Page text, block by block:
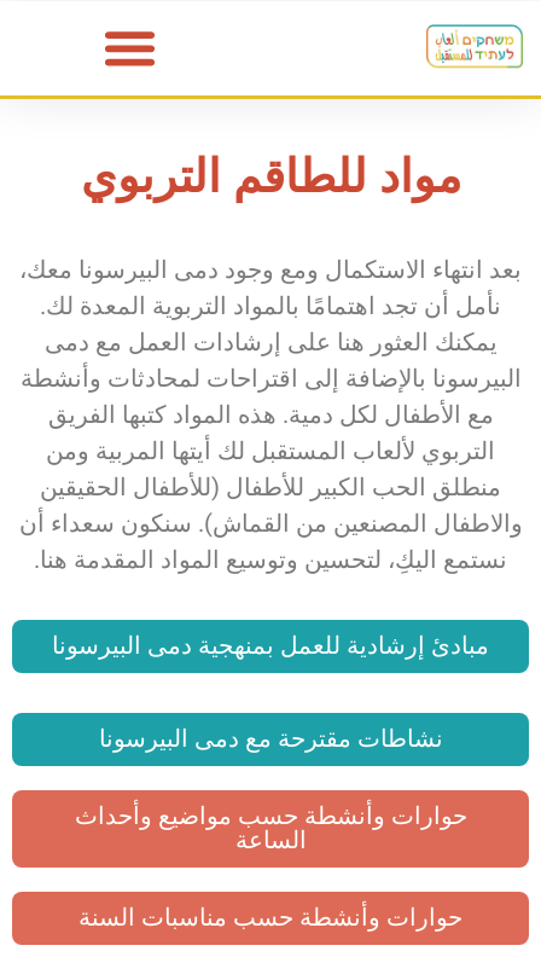
مواد للطاقم التربوي
بعد انتهاء الاستكمال ومع وجود دمى البيرسونا معك،
نأمل أن تجد اهتمامًا بالمواد التربوية المعدة لك.
يمكنك العثور هنا على إرشادات العمل مع دمى
البيرسونا بالإضافة إلى اقتراحات لمحادثات وأنشطة
مع الأطفال لكل دمية. هذه المواد كتبها الفريق
التربوي لألعاب المستقبل لك أيتها المربية ومن
منطلق الحب الكبير للأطفال (للأطفال الحقيقين
والاطفال المصنعين من القماش). سنكون سعداء أن
نستمع اليكِ، لتحسين وتوسيع المواد المقدمة هنا.
مبادئ إرشادية للعمل بمنهجية دمى البيرسونا
نشاطات مقترحة مع دمى البيرسونا
حوارات وأنشطة حسب مواضيع وأحداث
الساعة
حوارات وأنشطة حسب مناسبات السنة